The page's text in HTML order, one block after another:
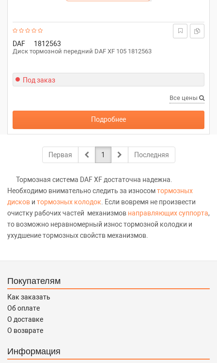
DAF 1812563
Диск тормозной передний DAF XF 105 1812563
Под заказ
Все цены
Подробнее
Первая 1 Последняя
Тормозная система DAF XF достаточна надежна.
Необходимо внимательно следить за износомтормозных
дисков и тормозных колодок . Если вовремя не произвести
очистку рабочих частей механизмов направляющих суппорта,
то возможно неравномерный износ тормозной колодки и
ухудшение тормозных свойств механизмов.
Покупателям
Как заказать
Об оплате
О доставке
О возврате
Информация